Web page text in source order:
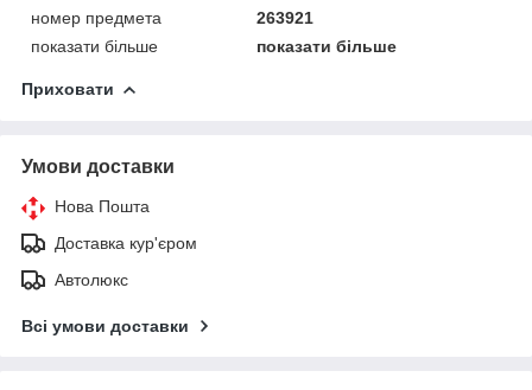
номер предмета
263921
показати більше
показати більше
Приховати
Умови доставки
Нова Пошта
Доставка кур'єром
Автолюкс
Всі умови доставки